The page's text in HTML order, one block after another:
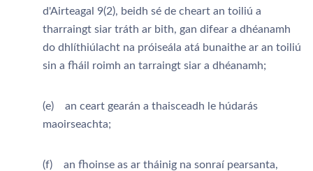
d'Airteagal 9(2), beidh sé de cheart an toiliú a
tharraingt siar tráth ar bith, gan difear a dhéanamh
do dhlíthiúlacht na próiseála atá bunaithe ar an toiliú
sin a fháil roimh an tarraingt siar a dhéanamh;
(e) an ceart gearán a thaisceadh le húdarás
maoirseachta;
(f) an fhoinse as ar tháinig na sonraí pearsanta,